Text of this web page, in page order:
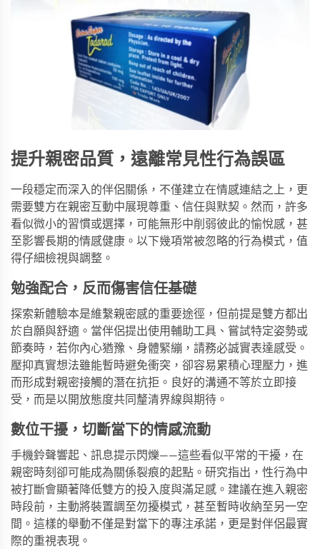
提升親密品質，遠離常見性行為誤區
一段穩定而深入的伴侶關係，不僅建立在情感連結之上，更
需要雙方在親密互動中展現尊重、信任與默契。然而，許多
看似微小的習慣或選擇，可能無形中削弱彼此的愉悅感，甚
至影響長期的情感健康。以下幾項常被忽略的行為模式，值
得仔細檢視與調整。
勉強配合，反而傷害信任基礎
探索新體驗本是維繫親密感的重要途徑，但前提是雙方都出
於自願與舒適。當伴侶提出使用輔助工具、嘗試特定姿勢或
節奏時，若你內心猶豫、身體緊繃，請務必誠實表達感受。
壓抑真實想法雖能暫時避免衝突，卻容易累積心理壓力，進
而形成對親密接觸的潛在抗拒。良好的溝通不等於立即接
受，而是以開放態度共同釐清界線與期待。
數位干擾，切斷當下的情感流動
手機鈴聲響起、訊息提示閃爍——這些看似平常的干擾，在
親密時刻卻可能成為關係裂痕的起點。研究指出，性行為中
被打斷會顯著降低雙方的投入度與滿足感。建議在進入親密
時段前，主動將裝置調至勿擾模式，甚至暫時收納至另一空
間。這樣的舉動不僅是對當下的專注承諾，更是對伴侶最實
際的重視表現。